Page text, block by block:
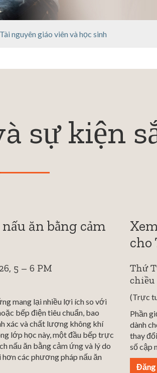
Tài nguyên giáo viên và học sinh
sự kiện
ăn bằng cảm
5 – 6 PM
mang lại nhiều lợi ích so với
bếp điện tiêu chuẩn, bao
xác và chất lượng không khí
lớp học này, một đầu bếp trực
nấu ăn bằng cảm ứng và lý do
các phương pháp nấu ăn
cho
Thứ
chiều
(Trực
Phần
dành
thay
số cập
Đăng